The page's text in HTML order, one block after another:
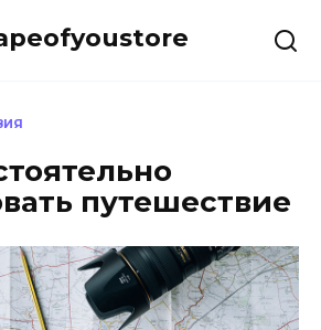
путешествие